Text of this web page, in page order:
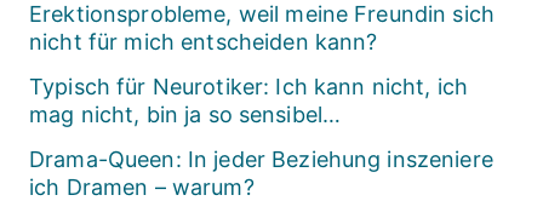
Erektionsprobleme, weil meine Freundin sich
nicht für mich entscheiden kann?
Typisch für Neurotiker: Ich kann nicht, ich
mag nicht, bin ja so sensibel…
Drama-Queen: In jeder Beziehung inszeniere
ich Dramen – warum?